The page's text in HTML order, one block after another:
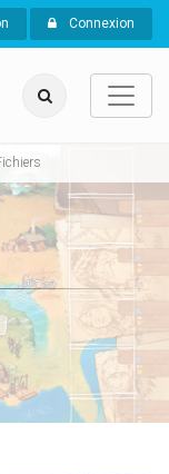
Connexion